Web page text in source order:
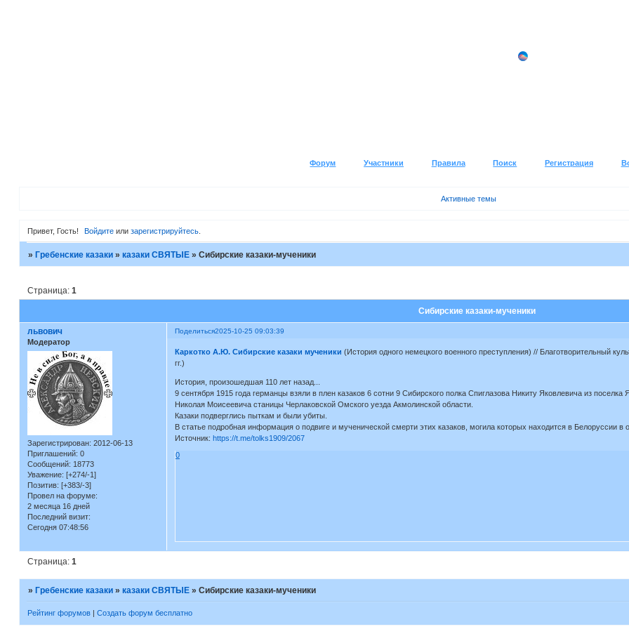
Форум Участники Правила Поиск Регистрация
Активные темы
Привет, Гость! Войдите илизарегистрируйтесь
» Гребенские казаки » казаки СВЯТЫЕ » Сибирские казаки-мученики
Сибирские казаки-мученики
Страница: 1
Поделиться2025-10-25 09:03:39
львович
Модератор
Зарегистрирован: 2012-06-13
Приглашений: 0
Сообщений: 18773
Уважение: [+274/-1]
Позитив: [+383/-3]
Провел на форуме:
2 месяца 16 дней
Последний визит:
Сегодня 07:48:56
Каркотко А.Ю. Сибирские казаки мученики (История одного немецкого военного преступления) // Благотворительный
гг.)
История, произошедшая 110 лет назад...
9 сентября 1915 года германцы взяли в плен казаков 6 сотни 9 Сибирского полка Спиглазова Никиту Яковлевича из
Николая Моисеевича станицы Черлаковской Омского уезда Акмолинской области.
Казаки подверглись пыткам и были убиты.
В статье подробная информация о подвиге и мученической смерти этих казаков, могила которых находится в Белоруссии в
Источник: https://t.me/tolks1909/2067
0
Страница: 1
» Гребенские казаки » казаки СВЯТЫЕ » Сибирские казаки-мученики
Рейтинг форумов| Создать форум бесплатно